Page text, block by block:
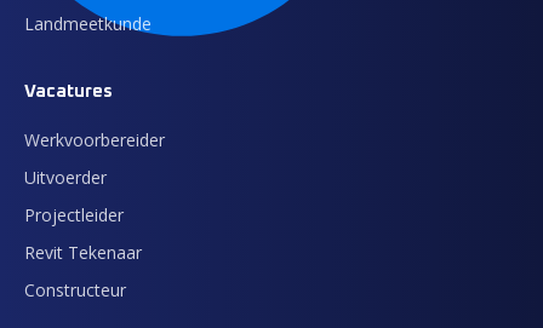
Landmeetkunde
Vacatures
Werkvoorbereider
Uitvoerder
Projectleider
Revit Tekenaar
Constructeur